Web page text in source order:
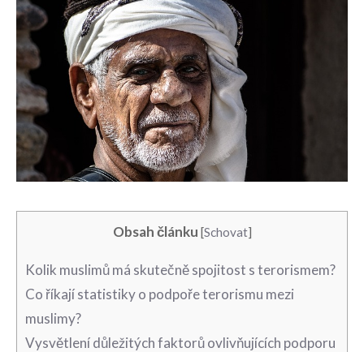
Obsah článku [Schovat]
Kolik muslimů má skutečně spojitost s terorismem?
Co říkají statistiky o podpoře terorismu mezi
muslimy?
Vysvětlení důležitých faktorů ovlivňujících ‍podporu